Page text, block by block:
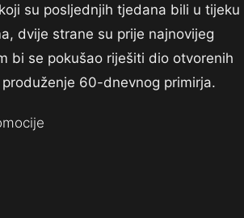
su posljednjih tjedana bili u tijeku
dvije strane su prije najnovijeg
bi se pokušao riješiti dio otvorenih
60-dnevnog primirja.